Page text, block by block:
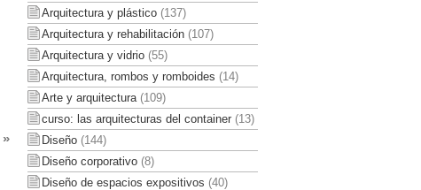
»
Arquitectura y plástico(137)
Arquitectura y rehabilitación(107)
Arquitectura y vidrio(55)
Arquitectura, rombos y romboides (14)
Arte y arquitectura(109)
curso: las arquitecturas del container(13)
Diseño(144)
Diseño corporativo(8)
Diseño de espacios expositivos (40)